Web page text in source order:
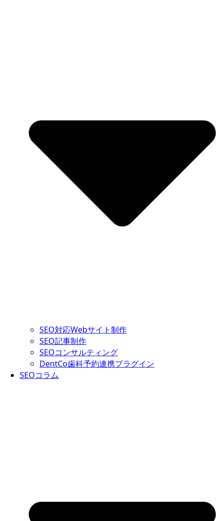
SEO対応Webサイト制作
SEO記事制作
SEOコンサルティング
DentCo歯科予約連携プラグイン
SEOコラム